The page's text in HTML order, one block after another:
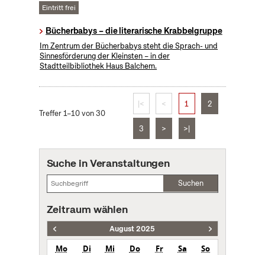
Eintritt frei
Bücherbabys – die literarische Krabbelgruppe
Im Zentrum der Bücherbabys steht die Sprach- und
Sinnesförderung der Kleinsten – in der
Stadtteilbibliothek Haus Balchem.
Treffer 1–10 von 30
|< < 1 2
3 > >|
Suche in Veranstaltungen
Suchen
Zeitraum wählen
August 2025
Mo Di Mi Do Fr Sa
So